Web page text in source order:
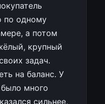
по одному
а потом
крупный
задач.
на баланс. У
много
сильнее,